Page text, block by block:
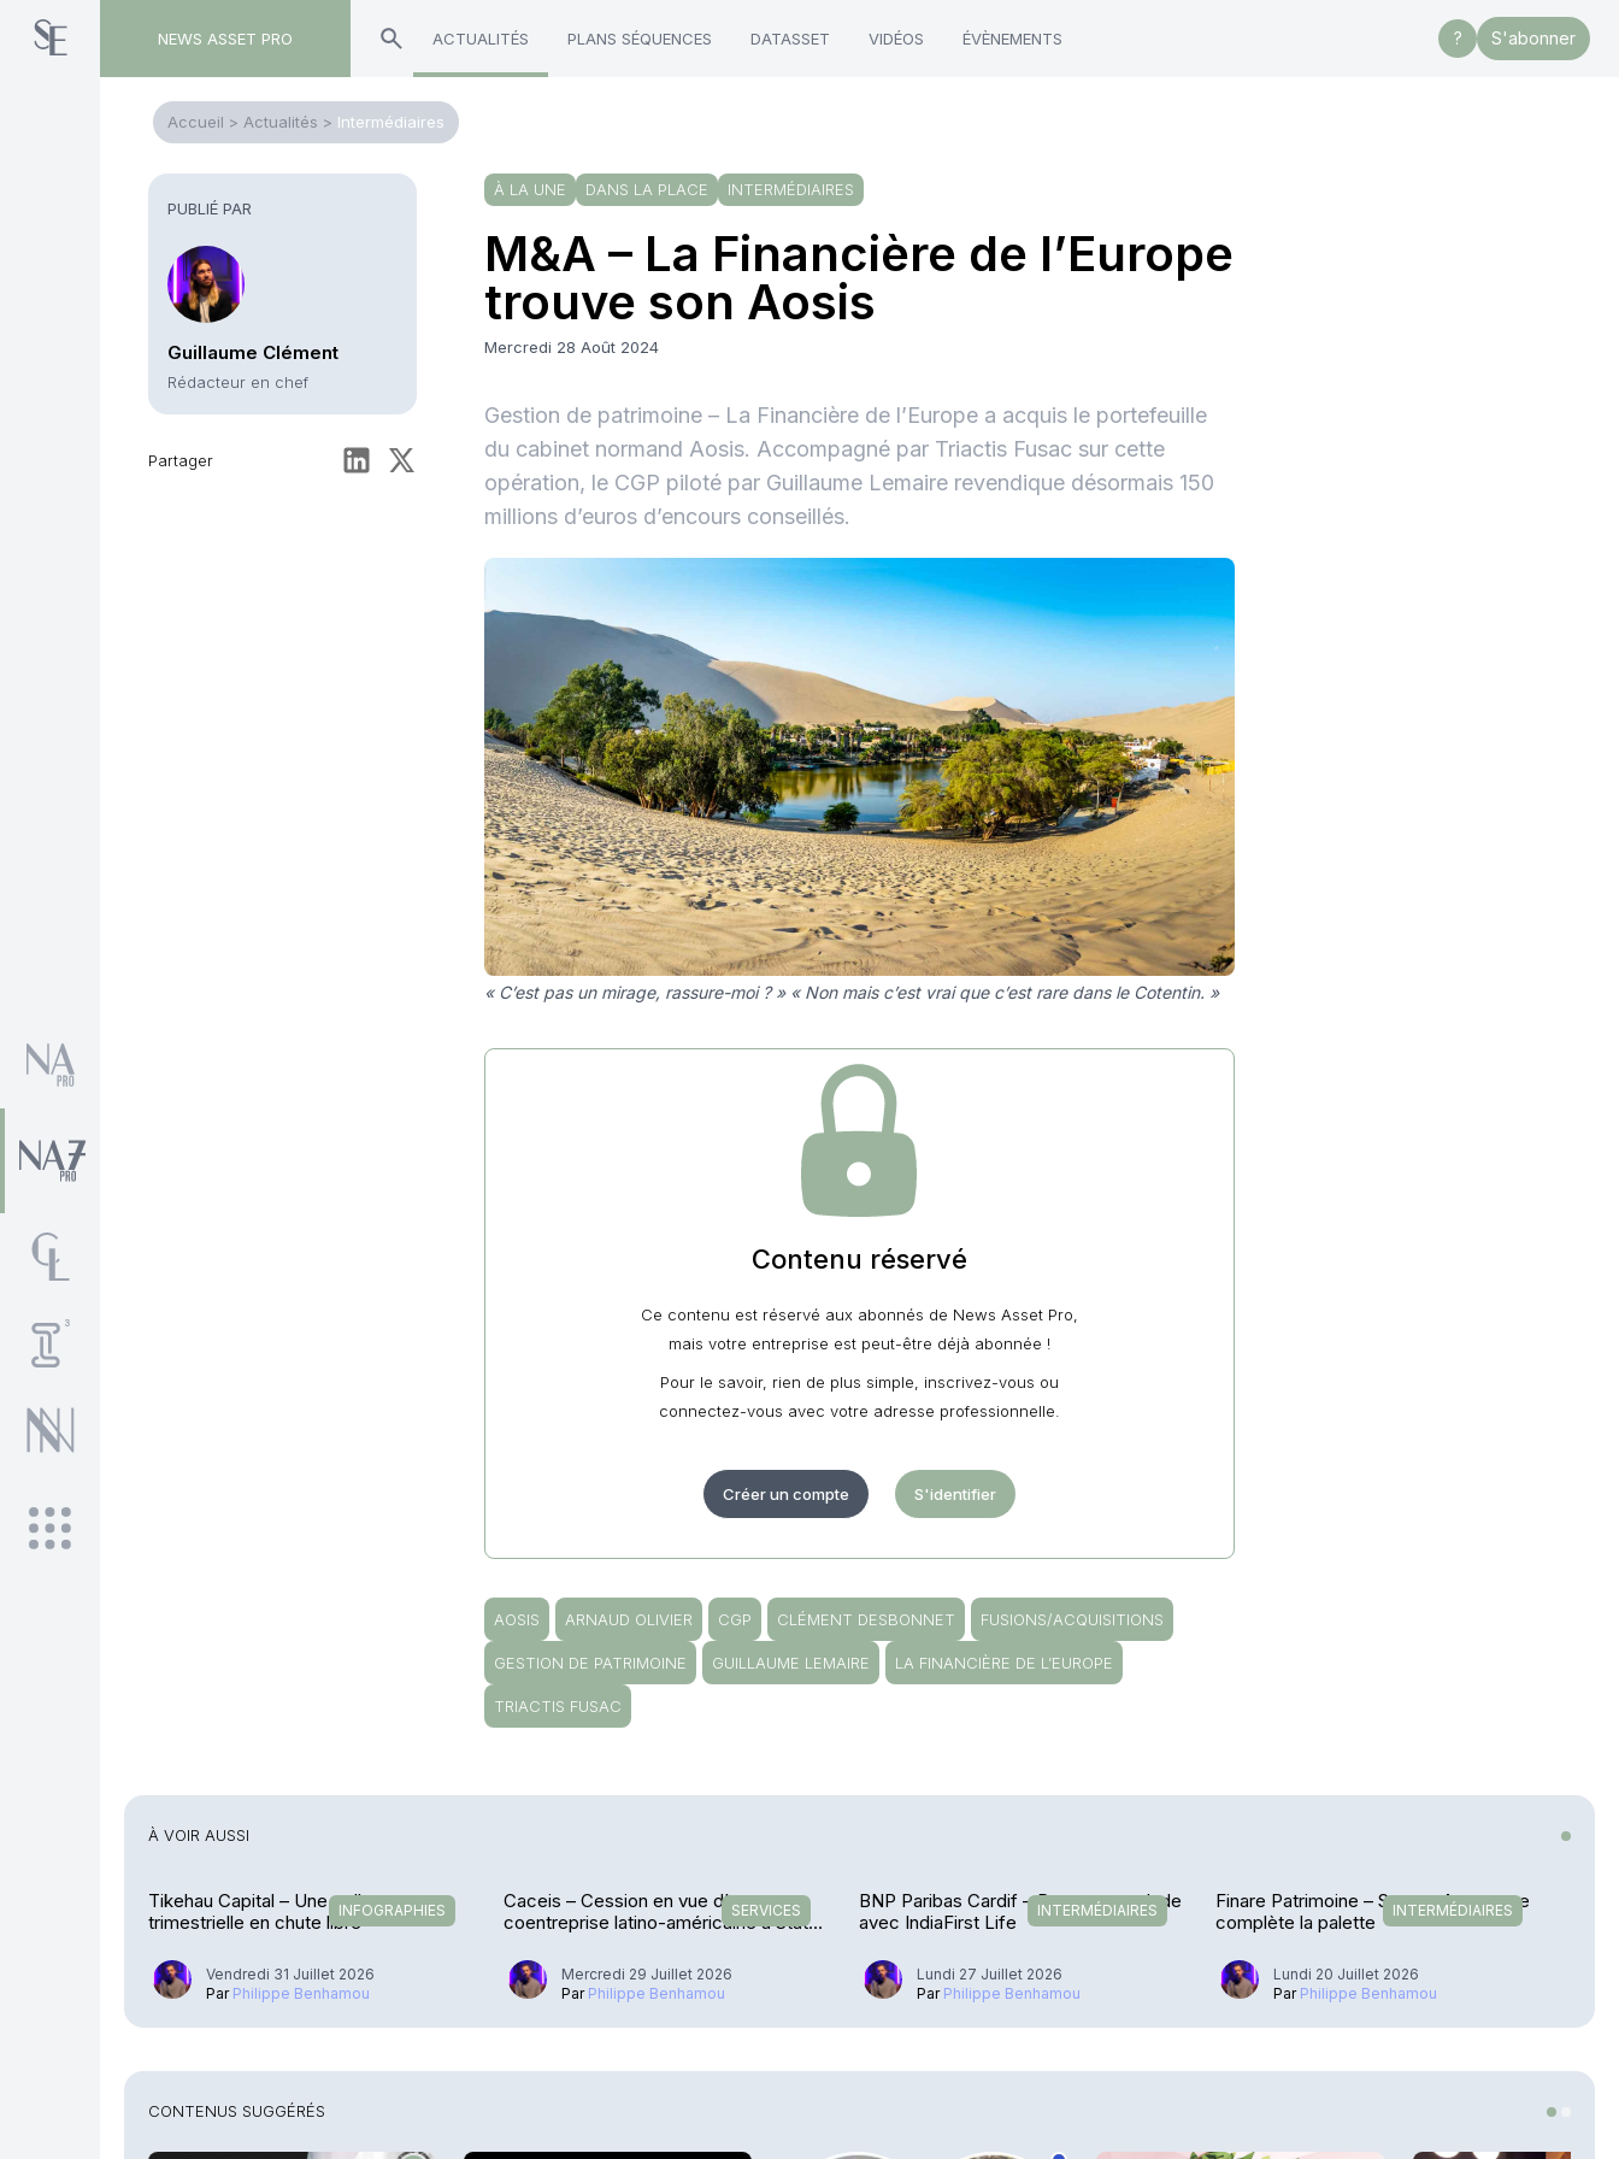
NEWS ASSET PRO ACTUALITÉS PLANS SÉQUENCES DATASSET VIDÉOS ÉVÈNEMENTS ? S'abonner
Accueil > Actualités > Intermédiaires
PUBLIÉ PAR
Guillaume Clément
Rédacteur en chef
Partager
À LA UNE DANS LA PLACE INTERMÉDIAIRES
M&A – La Financière de l’Europe
trouve son Aosis
Mercredi 28 Août 2024
Gestion de patrimoine – La Financière de l’Europe a acquis le portefeuille
du cabinet normand Aosis. Accompagné par Triactis Fusac sur cette
opération, le CGP piloté par Guillaume Lemaire revendique désormais 150
millions d’euros d’encours conseillés.
« C’est pas un mirage, rassure-moi ? » « Non mais c’est vrai que c’est rare dans le Cotentin. »
Contenu réservé
Ce contenu est réservé aux abonnés de News Asset Pro,
mais votre entreprise est peut-être déjà abonnée !
Pour le savoir, rien de plus simple, inscrivez-vous ou
connectez-vous avec votre adresse professionnelle.
Créer un compte S'identifier
AOSIS ARNAUD OLIVIER CGP CLÉMENT DESBONNET FUSIONS/ACQUISITIONS
GESTION DE PATRIMOINE GUILLAUME LEMAIRE LA FINANCIÈRE DE L’EUROPE
TRIACTIS FUSAC
À VOIR AUSSI
INFOGRAPHIES
Tikehau Capital – Une collecte
trimestrielle en chute libre
Vendredi 31 Juillet 2026
Par Philippe Benhamou
SERVICES
Caceis – Cession en vue d’une
coentreprise latino-américaine à State
Mercredi 29 Juillet 2026
Par Philippe Benhamou
INTERMÉDIAIRES
BNP Paribas Cardif – De retour en Inde
avec IndiaFirst Life
Lundi 27 Juillet 2026
Par Philippe Benhamou
INTERMÉDIAIRES
Finare Patrimoine – Sateco Assurance
complète la palette
Lundi 20 Juillet 2026
Par Philippe Benhamou
CONTENUS SUGGÉRÉS